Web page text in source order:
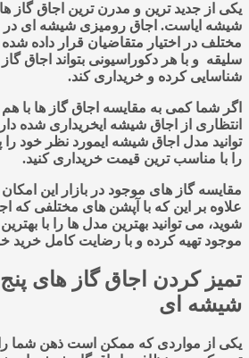
یکی از جدید ترین و مدرن ترین اجاق گاز
شیشه ایاست. اجاق رومیزی شیشه ای
مختلف در اختیار متقاضیان قرار داده
سلیقه و با هر دکوراسیونی بتواند اجاق
شناسایی کرده و خریداری کند.
اگر شما کمی به مقایسه اجاق گاز ها با هم
انتظاری از اجاق شیشه ایخریداری شده
توانید مدل اجاق شیشه ایمورد نظر خود
را با مناسب ترین قیمت خریداری کنید.
مقایسه گاز های موجود در بازار این
علاوه بر این که با آپشن های مختلفی که
شوید، می توانید بهترین مدل ها را با
موجود تهیه کرده و با رضایت کامل خرید
تمیز کردن اجاق گاز های
شیشه ای
یکی از مواردی که ممکن است ذهن شما